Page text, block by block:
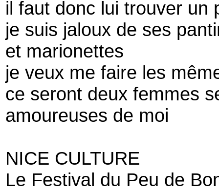
il faut donc lui trouver un
je suis jaloux de ses
et marionettes
je veux me faire les
ce seront deux femmes
amoureuses de moi
NICE CULTURE
Le Festival du Peu de